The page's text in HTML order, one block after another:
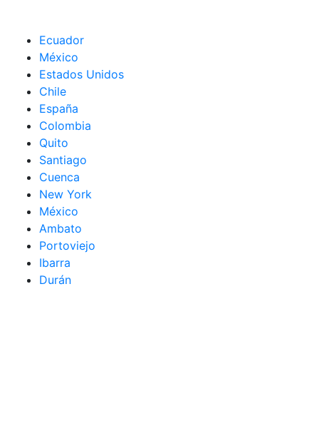
Ecuador
México
Estados Unidos
Chile
España
Colombia
Quito
Santiago
Cuenca
New York
México
Ambato
Portoviejo
Ibarra
Durán